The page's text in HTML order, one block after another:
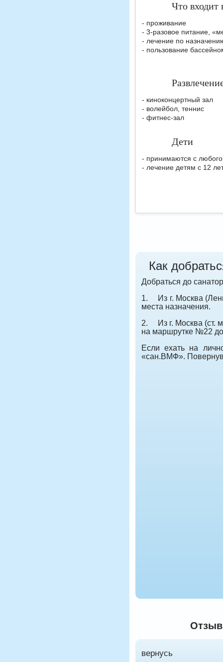
Что входит
- проживание
- 3-разовое питание,
- лечение по
- пользование
- киноконцертный зал
- волейбол, теннис
- фитнес-зал
Дети
- принимаются с любого
- лечение детям с 12
Как
Добраться до
1. Из г. Москва
места назначения.
2. Из г. Москва (ст.
на маршрутке №22
Если ехать на
«сан.ВМФ». Повернув
вернусь